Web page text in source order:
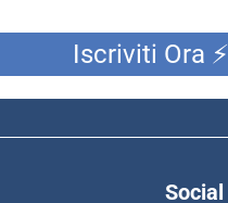
Iscriviti Ora ⚡
Social